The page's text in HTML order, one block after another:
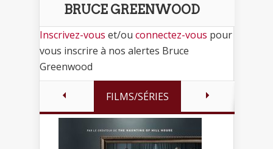
BRUCE GREENWOOD
Inscrivez-vous et/ou connectez-vous pour
vous inscrire à nos alertes Bruce
Greenwood
FILMS/SÉRIES